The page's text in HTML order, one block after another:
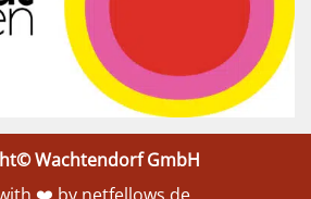
Wachtendorf GmbH